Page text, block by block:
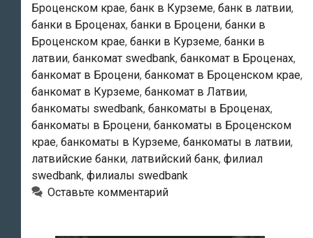
Броценском крае, банк в Курземе, банк в латвии,
банки в Броценах, банки в Броцени, банки в
Броценском крае, банки в Курземе, банки в
латвии, банкомат swedbank, банкомат в Броценах,
банкомат в Броцени, банкомат в Броценском крае,
банкомат в Курземе, банкомат в Латвии,
банкоматы swedbank, банкоматы в Броценах,
банкоматы в Броцени, банкоматы в Броценском
крае, банкоматы в Курземе, банкоматы в латвии,
латвийские банки, латвийский банк, филиал
swedbank, филиалы swedbank
Оставьте комментарий